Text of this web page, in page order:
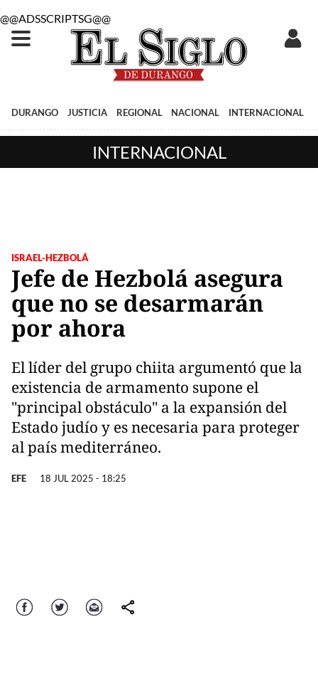
@@ADSSCRIPTSG@@
DURANGO JUSTICIA REGIONAL NACIONAL INTERNACIONAL
INTERNACIONAL
ISRAEL-HEZBOLÁ
Jefe de Hezbolá asegura
que no se desarmarán
por ahora
El líder del grupo chiita argumentó que la
existencia de armamento supone el
"principal obstáculo" a la expansión del
Estado judío y es necesaria para proteger
al país mediterráneo.
EFE 18 JUL 2025 - 18:25
Facebook Twitter Correo comparte